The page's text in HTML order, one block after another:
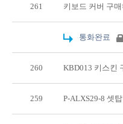
261 키보드 커버 구
통화완료
260 KBD013 키스킨
259 P-ALXS29-8 셋